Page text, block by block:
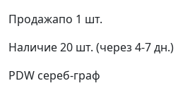
Продажапо 1 шт.
Наличие20 шт. (через 4-7 дн.)
PDW сереб-граф